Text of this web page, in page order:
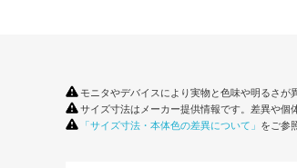
モニタやデバイスにより実物と色味や明るさが
サイズ寸法はメーカー提供情報です。差異や個
「サイズ寸法・本体色の差異について」 をご参